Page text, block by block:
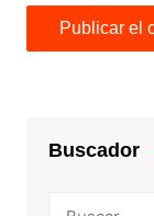
Buscador